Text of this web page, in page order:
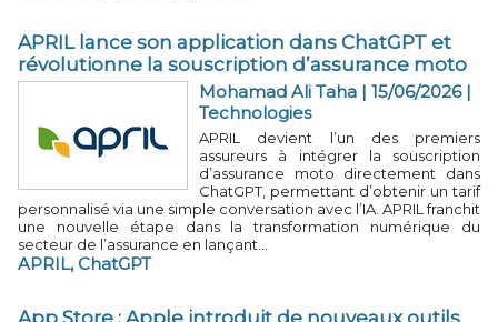
APRIL lance son application dans ChatGPT et
révolutionne la souscription d’assurance moto
Mohamad Ali Taha | 15/06/2026|
Technologies
APRIL devient l’un des premiers
assureurs à intégrer la souscription
d’assurance moto directement dans
ChatGPT, permettant d’obtenir un tarif
personnalisé via une simple conversation avec l’IA. APRIL franchit
une nouvelle étape dans la transformation numérique du
secteur de l’assurance en lançant...
APRIL, ChatGPT
App Store : Apple introduit de nouveaux outils